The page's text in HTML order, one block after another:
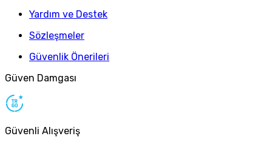
Yardım ve Destek
Sözleşmeler
Güvenlik Önerileri
Güven Damgası
Güvenli Alışveriş